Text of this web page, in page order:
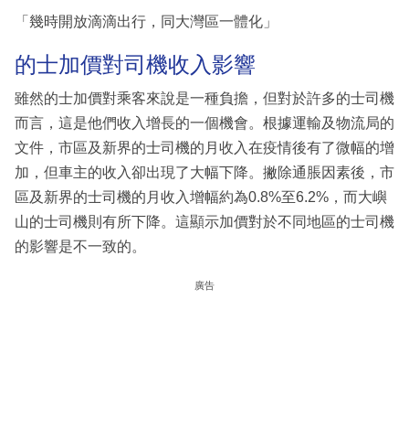
「幾時開放滴滴出行，同大灣區一體化」
的士加價對司機收入影響
雖然的士加價對乘客來說是一種負擔，但對於許多的士司機
而言，這是他們收入增長的一個機會。根據運輸及物流局的
文件，市區及新界的士司機的月收入在疫情後有了微幅的增
加，但車主的收入卻出現了大幅下降。撇除通脹因素後，市
區及新界的士司機的月收入增幅約為0.8%至6.2%，而大嶼
山的士司機則有所下降。這顯示加價對於不同地區的士司機
的影響是不一致的。
廣告